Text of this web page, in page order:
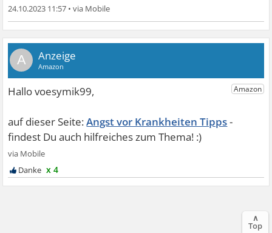
24.10.2023 11:57 •
A
Angst vor Krankheiten Tipps
x 4
∧
Top